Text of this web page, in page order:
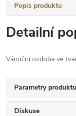
Popis produktu
Detailní
Vánoční ozdoba ve
Parametry produktu
Diskuse